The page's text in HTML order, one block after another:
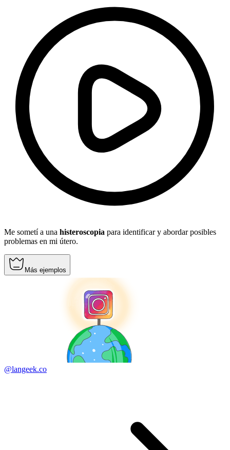
Me sometí a una histeroscopia para identificar y abordar posibles
problemas en mi útero.
Más ejemplos
@langeek.co